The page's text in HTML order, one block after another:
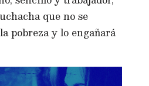
que no se
pobreza y lo engañará